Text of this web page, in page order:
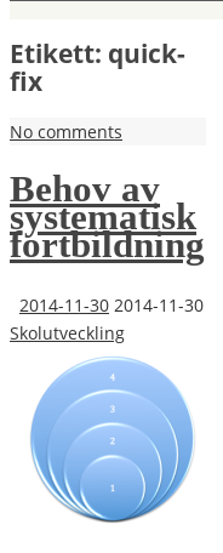
Etikett: quick-
fix
No comments
Behov av
systematisk
fortbildning
2014-11-30 2014-11-30
Skolutveckling